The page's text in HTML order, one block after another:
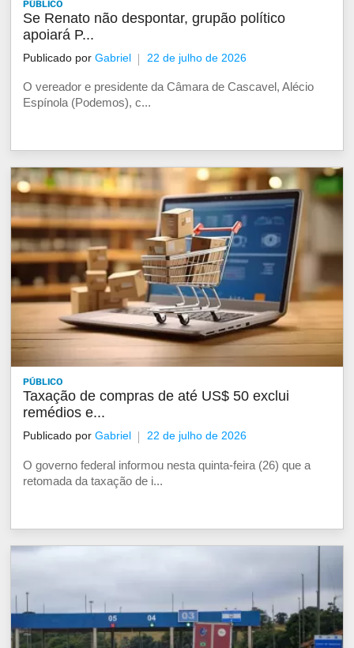
PÚBLICO
Se Renato não despontar, grupão político
apoiará P...
Publicado porGabriel 22 de julho de 2026
O vereador e presidente da Câmara de Cascavel, Alécio
Espínola (Podemos), c...
PÚBLICO
Taxação de compras de até US$ 50 exclui
remédios e...
Publicado porGabriel 22 de julho de 2026
O governo federal informou nesta quinta-feira (26) que a
retomada da taxação de i...